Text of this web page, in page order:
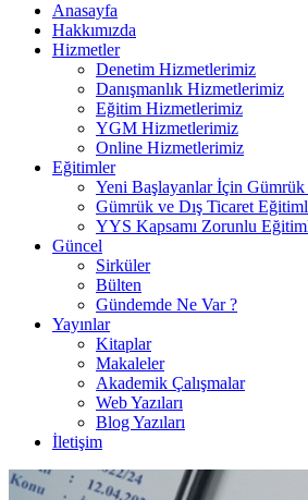
Anasayfa
Hakkımızda
Hizmetler
Denetim Hizmetlerimiz
Danışmanlık Hizmetlerimiz
Eğitim Hizmetlerimiz
YGM Hizmetlerimiz
Online Hizmetlerimiz
Eğitimler
Yeni Başlayanlar İçin
Gümrük ve Dış Ticaret
YYS Kapsamı Zorunlu
Güncel
Sirküler
Bülten
Gündemde Ne Var ?
Yayınlar
Kitaplar
Makaleler
Akademik Çalışmalar
Web Yazıları
Blog Yazıları
İletişim